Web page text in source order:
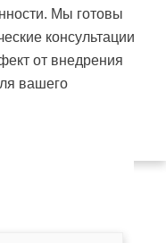
Мы готовы
консультации
от внедрения
вашего